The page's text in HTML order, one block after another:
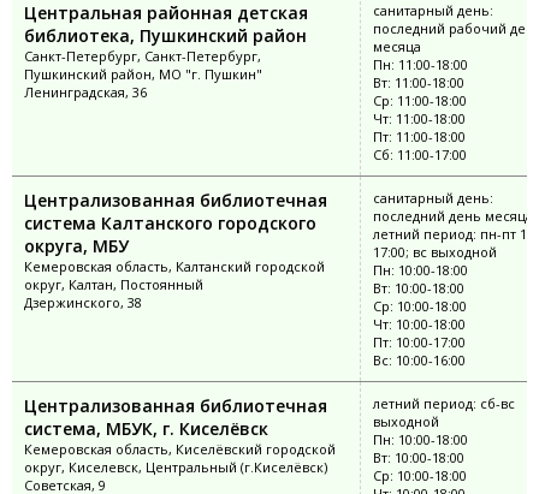
Центральная районная детская
библиотека, Пушкинский район
Санкт-Петербург, Санкт-Петербург,
Пушкинский район, МО "г. Пушкин"
Ленинградская, 36
санитарный день:
последний рабочий
месяца
Пн: 11:00-18:00
Вт: 11:00-18:00
Ср: 11:00-18:00
Чт: 11:00-18:00
Пт: 11:00-18:00
Сб: 11:00-17:00
Централизованная библиотечная
система Калтанского городского
округа, МБУ
Кемеровская область, Калтанский городской
округ, Калтан, Постоянный
Дзержинского, 38
санитарный день:
последний день месяца;
летний период: пн-пт
17:00; вс выходной
Пн: 10:00-18:00
Вт: 10:00-18:00
Ср: 10:00-18:00
Чт: 10:00-18:00
Пт: 10:00-17:00
Вс: 10:00-16:00
Централизованная библиотечная
система, МБУК, г. Киселёвск
Кемеровская область, Киселёвский городской
округ, Киселевск, Центральный (г.Киселёвск)
Советская, 9
летний период: сб-вс
выходной
Пн: 10:00-18:00
Вт: 10:00-18:00
Ср: 10:00-18:00